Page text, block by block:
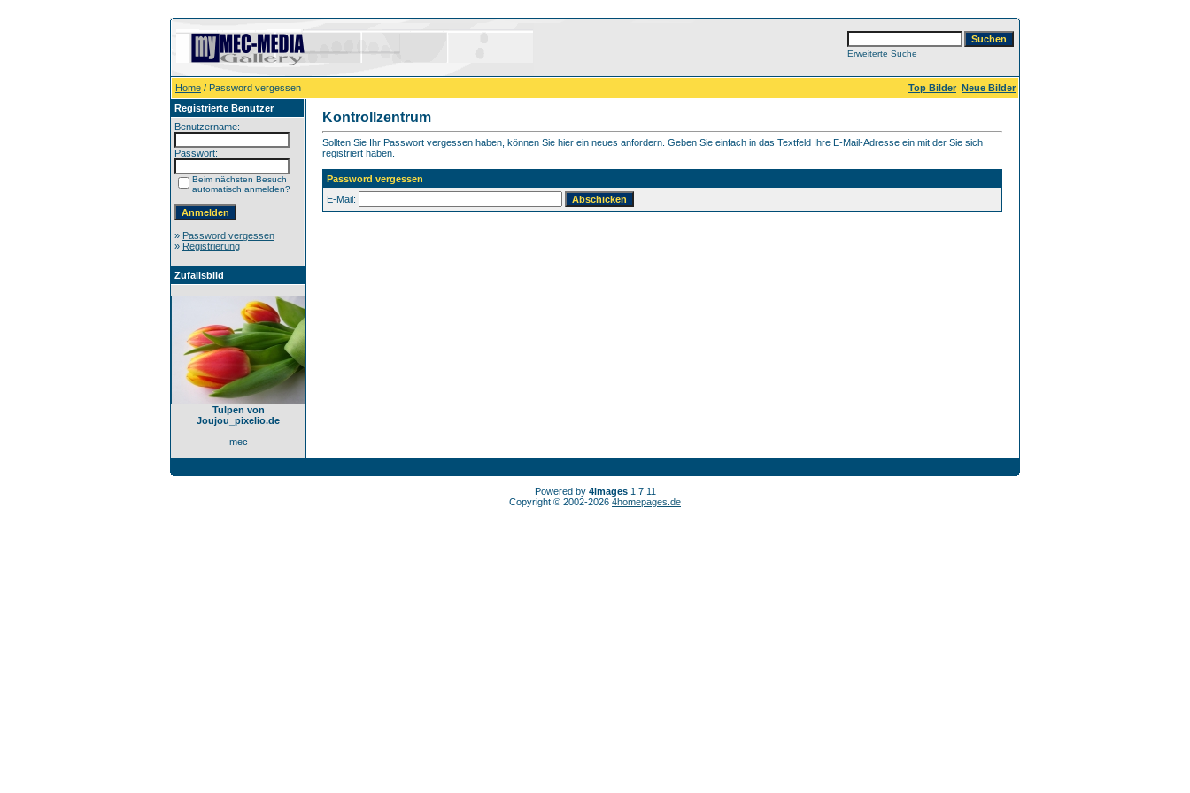
Erweiterte Suche
Home / Password vergessen Top Bilder Neue Bilder
Registrierte Benutzer
Benutzername:
Passwort:
Beim nächsten Besuch
automatisch anmelden?
» Password vergessen
» Registrierung
Zufallsbild
Tulpen von
Joujou_pixelio.de
mec
Kontrollzentrum
Sollten Sie Ihr Passwort vergessen haben, können Sie hier ein neues anfordern. Geben Sie einfach in das Textfeld Ihre E-Mail-Adresse ein mit der Sie sich
registriert haben.
Password vergessen
E-Mail:
Powered by 4images1.7.11
Copyright © 2002-2026 4homepages.de